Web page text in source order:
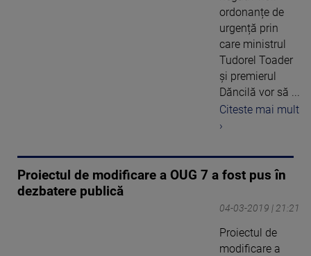
ordonanțe de
urgență prin
care ministrul
Tudorel Toader
și premierul
Dăncilă vor să ...
Citeste mai mult
›
Proiectul de modificare a OUG 7 a fost pus în
dezbatere publică
04-03-2019 | 21:21
Proiectul de
modificare a